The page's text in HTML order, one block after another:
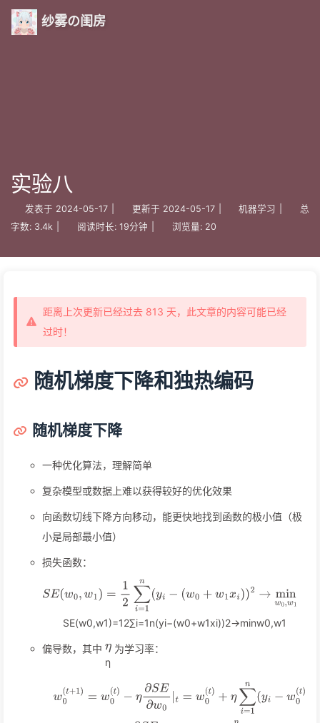
纱雾の闺房
实验八
发表于 2024-05-17 更新于 2024-05-17 机器学习
总
字数: 3.4k 阅读时长: 19分钟 浏览量: 20
距离上次更新已经过去 813 天，此文章的内容可能已经
过时！
随机梯度下降和独热编码
随机梯度下降
一种优化算法，理解简单
复杂模型或数据上难以获得较好的优化效果
向函数切线下降方向移动，能更快地找到函数的极小值（极
小是局部最小值）
损失函数：
SE(w0,w1)=12∑i=1n(yi−(w0+w1xi))2→minw0,w1
偏导数，其中
η
为学习率：